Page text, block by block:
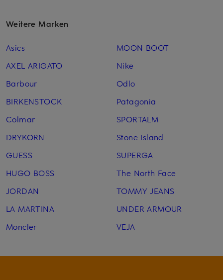
Weitere Marken
Asics
AXEL ARIGATO
Barbour
BIRKENSTOCK
Colmar
DRYKORN
GUESS
HUGO BOSS
JORDAN
LA MARTINA
Moncler
MOON BOOT
Nike
Odlo
Patagonia
SPORTALM
Stone Island
SUPERGA
The North Face
TOMMY JEANS
UNDER ARMOUR
VEJA